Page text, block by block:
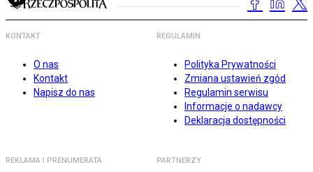
KONTAKT
O nas
Kontakt
Napisz do nas
REGULAMIN
Polityka Prywatności
Zmiana ustawień zgód
Regulamin serwisu
Informacje o nadawcy
Deklaracja dostępności
REKLAMA I PRENUMERATA PARTNERZY